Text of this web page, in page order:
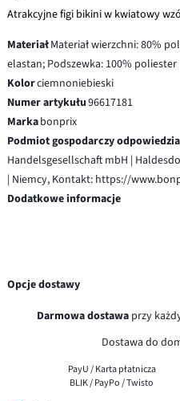
Atrakcyjne figi bikini w kwiatowy
MateriałMateriał wierzchni: 80%
elastan; Podszewka: 100% poliester
Kolorciemnoniebieski
Numer artykułu96617181
Markabonprix
Podmiot gospodarczy
Handelsgesellschaft mbH |
| Niemcy, Kontakt: https://
Dodatkowe informacje
Opcje dostawy
Darmowa dostawaprzy
Dostawa do
PayU / Karta płatnicza
BLIK / PayPo / Twisto